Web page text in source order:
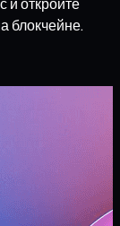
блокчейне.